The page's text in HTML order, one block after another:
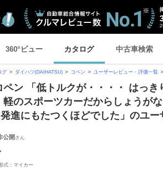
360°ビュー カタログ 中古車検索
グ ダイハツ(DAIHATSU) コペン ユーザーレビュー・評価一覧
ペン 「低トルクが・・・・ はっき
軽のスポーツカーだからしょうが
進にもたつくほどでした」のユー
公開さん
式：マイカー